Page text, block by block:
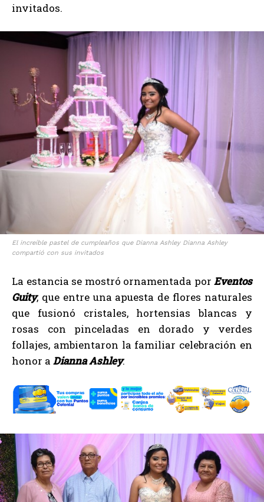
invitados.
El increíble pastel de cumpleaños que Dianna Ashley Dianna Ashley
compartió con sus invitados
La estancia se mostró ornamentada por Eventos
Guity, que entre una apuesta de flores naturales
que fusionó cristales, hortensias blancas y
rosas con pinceladas en dorado y verdes
follajes, ambientaron la familiar celebración en
honor a Dianna Ashley.